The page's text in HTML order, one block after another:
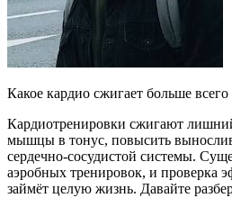
Какое кардио сжигает больше
Кардиотренировки сжигают
мышцы в тонус, повысить
сердечно-сосудистой системы.
аэробных тренировок, и проверка
займёт целую жизнь. Давайте